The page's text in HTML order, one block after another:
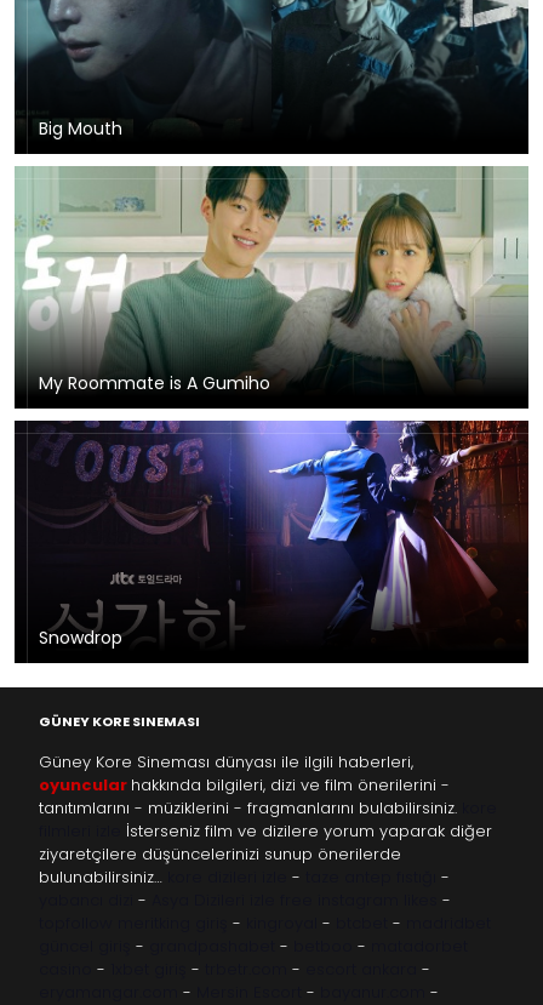
Big Mouth
My Roommate is A Gumiho
Snowdrop
GÜNEY KORE SINEMASI
Güney Kore Sineması dünyası ile ilgili haberleri,
oyuncular hakkında bilgileri, dizi ve film önerilerini -
tanıtımlarını - müziklerini - fragmanlarını bulabilirsiniz.
İsterseniz film ve dizilere yorum yaparak diğer
ziyaretçilere düşüncelerinizi sunup önerilerde
bulunabilirsiniz…
-
-
-
-
- - -
- - -
- - -
-
- - -